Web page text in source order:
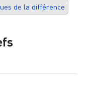
de la différence